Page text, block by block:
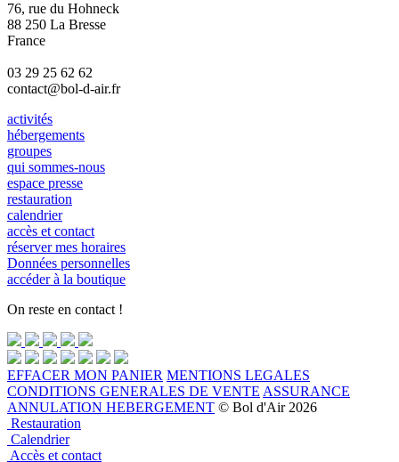
76, rue du Hohneck
88 250 La Bresse
France
03 29 25 62 62
contact@bol-d-air.fr
activités
hébergements
groupes
qui sommes-nous
espace presse
restauration
calendrier
accès et contact
réserver mes horaires
Données personnelles
accéder à la boutique
On reste en contact !
EFFACER MON PANIER MENTIONS LEGALES
CONDITIONS GENERALES DE VENTE ASSURANCE
ANNULATION HEBERGEMENT © Bol d'Air 2026
Restauration
Calendrier
Accès et contact